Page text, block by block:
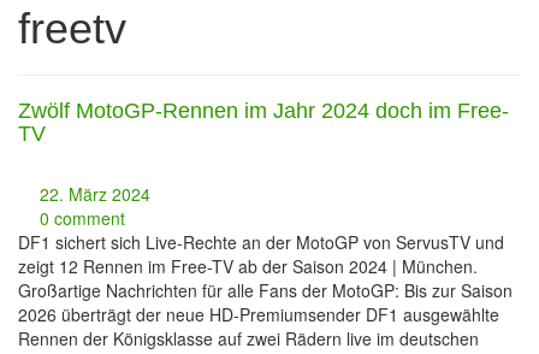
freetv
Zwölf MotoGP-Rennen im Jahr 2024 doch im Free-
TV
22. März 2024
0 comment
DF1 sichert sich Live-Rechte an der MotoGP von ServusTV und
zeigt 12 Rennen im Free-TV ab der Saison 2024 | München.
Großartige Nachrichten für alle Fans der MotoGP: Bis zur Saison
2026 überträgt der neue HD-Premiumsender DF1 ausgewählte
Rennen der Königsklasse auf zwei Rädern live im deutschen